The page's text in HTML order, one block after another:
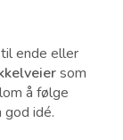
ende eller
som
å følge
god idé.